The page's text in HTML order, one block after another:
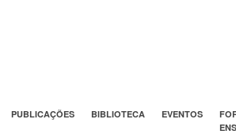
PUBLICAÇÕES BIBLIOTECA EVENTOS